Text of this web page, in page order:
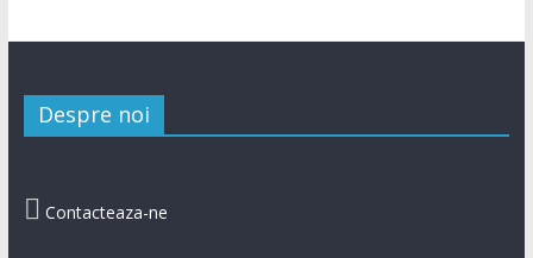
Despre noi
 Contacteaza-ne